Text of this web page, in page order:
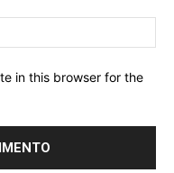
in this browser for the